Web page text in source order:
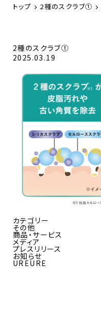
トップ 2種のスクラブ①
2種のスクラブ①
2025.03.19
カテゴリー
その他
商品・サービス
メディア
プレスリリース
お知らせ
UREURE